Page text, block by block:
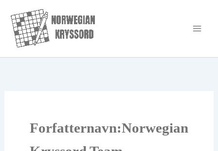
rett
innholdet
Forfatternavn:Norwegian